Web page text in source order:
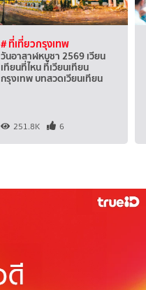
# ที่เที่ยวกรุงเทพ
วันอาสาฬหบูชา 2569 เวียน
เทียนที่ไหน ที่เวียนเทียน
กรุงเทพ บทสวดเวียนเทียน
251.8K 6